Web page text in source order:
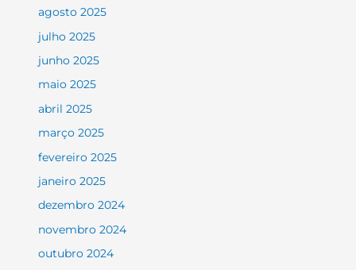
agosto 2025
julho 2025
junho 2025
maio 2025
abril 2025
março 2025
fevereiro 2025
janeiro 2025
dezembro 2024
novembro 2024
outubro 2024